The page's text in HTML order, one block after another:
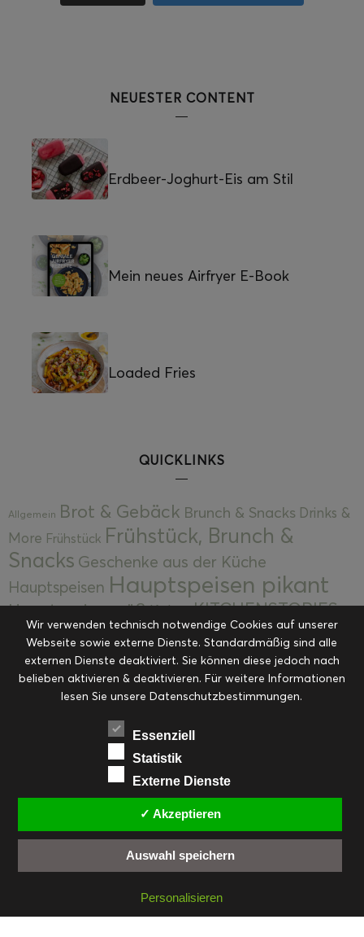
NEUESTER CONTENT
Erdbeer-Joghurt-Eis am Stil
Mein neues Airfryer E-Book
Loaded Fries
QUICKLINKS
Allgemein Brot & Gebäck Brunch & Snacks Drinks &
More Frühstück Frühstück, Brunch &
Snacks Geschenke aus der Küche
Hauptspeisen Hauptspeisen pikant
Hauptspeisen süßKekseKITCHENSTORIES
Kuchen, Torten & Desserts Kuchen und
Desserts Kulinarik Kulinarische Mitbringsel &
Eingemachtes Ohne Kategorie Ostern Resteküche
RezepteSaisonalSliderStartseite
Suppen, Salate & Vorspeisen
Vorspeisen, Salate & Suppen
Weihnachten Workshops & Events
FACEBOOK PINTEREST
EMAIL
INSTAGRAM
© cookiteasy.at by Simone Kemptner | powered byECKER Digital IT Solutions
Wir verwenden technisch notwendige Cookies auf unserer
Webseite sowie externe Dienste. Standardmäßig sind alle
externen Dienste deaktiviert. Sie können diese jedoch nach
belieben aktivieren & deaktivieren. Für weitere Informationen
lesen Sie unsere Datenschutzbestimmungen.
Essenziell
Statistik
Externe Dienste
✓ Akzeptieren
Auswahl speichern
Personalisieren